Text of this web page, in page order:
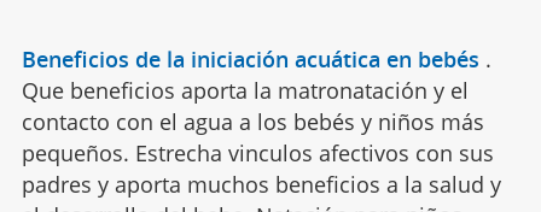
Beneficios de la iniciación acuática en bebés .
Que beneficios aporta la matronatación y el
contacto con el agua a los bebés y niños más
pequeños. Estrecha vinculos afectivos con sus
padres y aporta muchos beneficios a la salud y